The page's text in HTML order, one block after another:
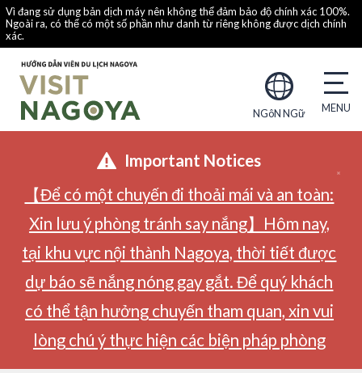
Vì đang sử dụng bản dịch máy nên không thể đảm bảo độ chính xác 100%.
Ngoài ra, có thể có một số phần như danh từ riêng không được dịch chính
xác.
NGôN NGữ
Important Notices
【Để có một chuyến đi thoải mái và an toàn:
Xin lưu ý phòng tránh say nắng】Hôm nay,
tại khu vực nội thành Nagoya, thời tiết được
dự báo sẽ nắng nóng gay gắt. Để quý khách
có thể tận hưởng chuyến tham quan, xin vui
lòng chú ý thực hiện các biện pháp phòng